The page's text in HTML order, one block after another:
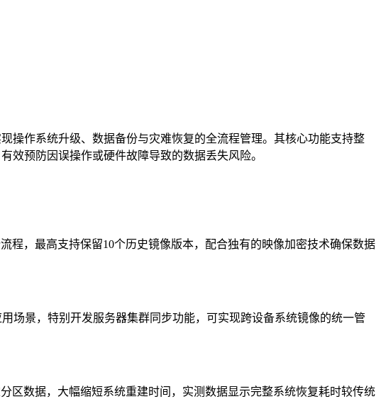
操作系统升级、数据备份与灾难恢复的全流程管理。其核心功能支持整
效预防因误操作或硬件故障导致的数据丢失风险。
程，最高支持保留10个历史镜像版本，配合独有的映像加密技术确保数据
场景，特别开发服务器集群同步功能，可实现跨设备系统镜像的统一管
区数据，大幅缩短系统重建时间，实测数据显示完整系统恢复耗时较传统